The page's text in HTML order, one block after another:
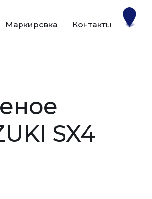
Маркировка Контакты
SX4